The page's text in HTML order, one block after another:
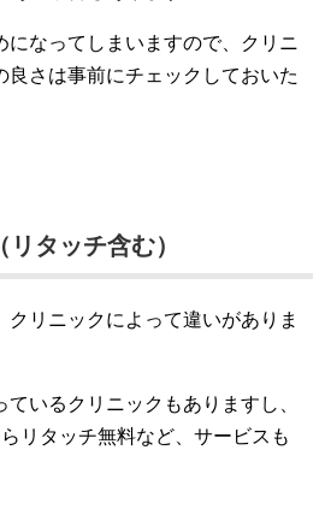
になってしまいますので、クリニ
良さは事前にチェックしておいた
タッチ含む）
クリニックによって違いがありま
いるクリニックもありますし、
リタッチ無料など、サービスも